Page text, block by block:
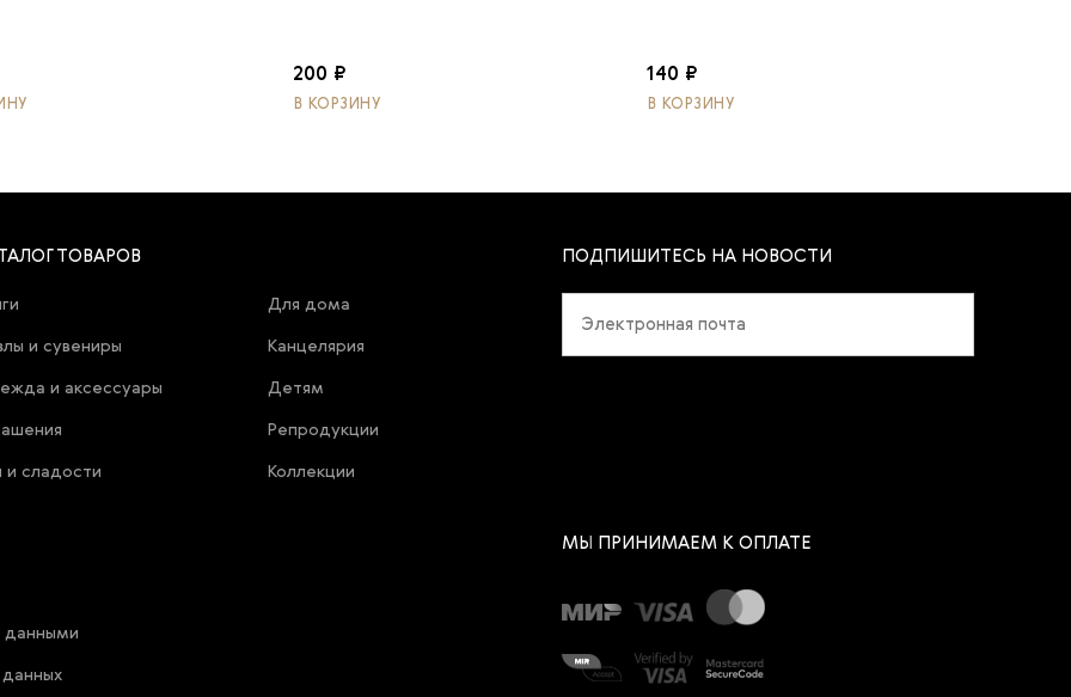
200 ₽
В КОРЗИНУ
140 ₽
В КОРЗИНУ
ТОВАРОВ
и сувениры
и аксессуары
и сладости
Для дома
Канцелярия
Детям
Репродукции
Коллекции
ПОДПИШИТЕСЬ НА НОВОСТИ
данными
МЫ ПРИНИМАЕМ К ОПЛАТЕ